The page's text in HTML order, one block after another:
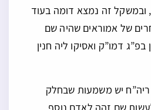
, ובמשקל זה נמצא דומה בעוד
של אמוראים שהיה שם
דמו”ק ואסיקו ליה חנין
ריה”ח יש משמעות שבחלק